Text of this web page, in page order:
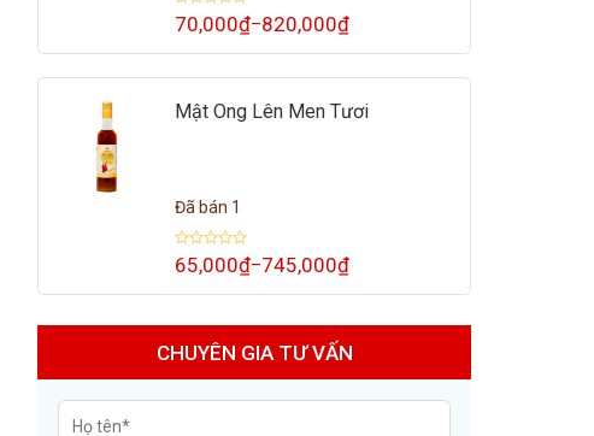
Được
xếp
5
70,000₫–820,000₫
Khoảng
giá:
70,000₫
đến
820,000₫
Mật Ong Lên Men Tươi
Đã bán 1
Được
xếp
65,000₫–745,000₫
Khoảng
giá:
65,000₫
đến
745,000₫
CHUYÊN GIA TƯ VẤN